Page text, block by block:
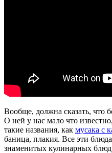
Вообще, должна сказать, что
О ней у нас мало что
такие названия, как мусака с
баница, плакия. Все эти
знаменитых кулинарных